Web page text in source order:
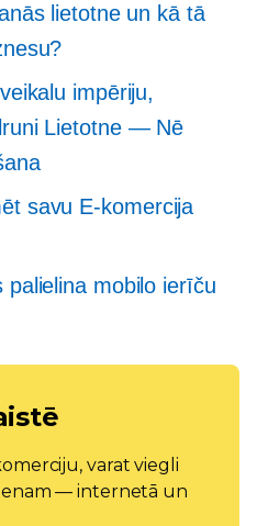
lietotne un kā tā
impēriju,
Lietotne — Nē
savu E-komercija
mobilo ierīču
varat viegli
— internetā un